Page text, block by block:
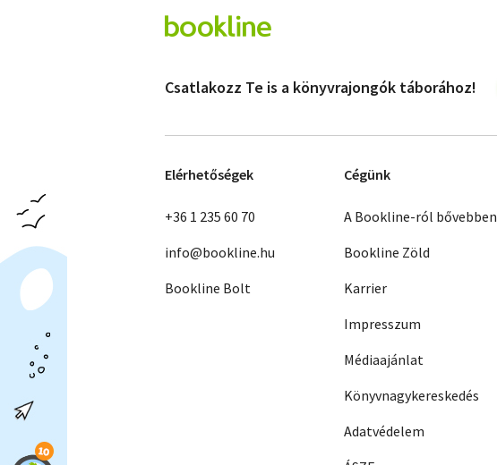
Csatlakozz Te is a könyvrajongók táborához!
Elérhetőségek
+36 1 235 60 70
info@bookline.hu
Bookline Bolt
Cégünk
A Bookline-ról bővebben
Bookline Zöld
Karrier
Impresszum
Médiaajánlat
Könyvnagykereskedés
Adatvédelem